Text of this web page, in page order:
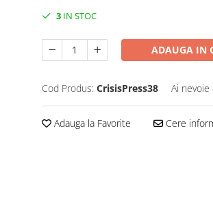
3 IN STOC
ADAUGA IN
Cod Produs: CrisisPress38 Ai nevoie
Adauga la Favorite Cere